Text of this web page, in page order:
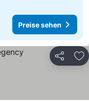
Preise sehen
Teilen